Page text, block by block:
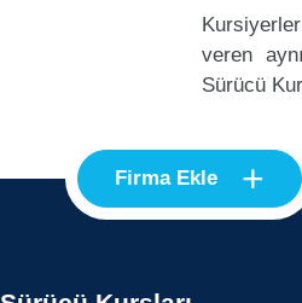
veren
Sürücü
Firma Ekle +